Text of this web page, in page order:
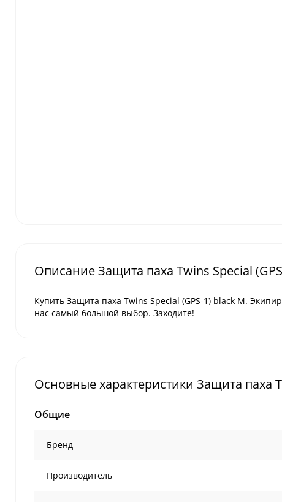
Описание Защита паха Twins Special
Купить Защита паха Twins Special (GPS-1) black M.
нас самый большой выбор. Заходите!
Основные характеристики Защита паха
Общие
Бренд
Производитель